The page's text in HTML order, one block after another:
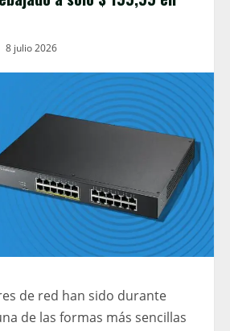
8 julio 2026
de red han sido durante
de las formas más sencillas